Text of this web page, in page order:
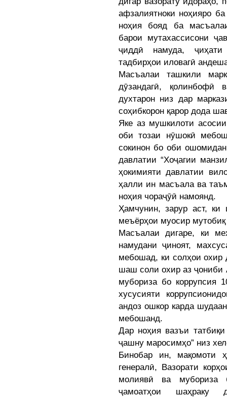
афзалиятноки ноҳияро
ноҳия бояд ба
барои мутахассисони
ҷиддӣ намуда, ҷиҳати
тадбирҳои иловагӣ
Масъалаи ташкили
дӯзандагӣ, қолинбофӣ
духтарон низ дар
соҳибкорон қарор дода
Яке аз мушкилоти
оби тозаи нӯшокӣ
сокинон бо оби
давлатии “Хоҷагии
ҳокимияти давлатии
ҳалли ин масъала ва
ноҳия чораҷӯӣ намоянд.
Ҳамчунин, зарур аст, ки
меъёрҳои муосир
Масъалаи дигаре, ки
намудани ҷиноят,
мебошад, ки солҳои охир
шаш соли охир аз ҷониби
мубориза бо коррупсия
хусусияти
андоз ошкор карда
мебошанд.
Дар ноҳия вазъи
ҷашну маросимҳо” низ
Бинобар ин, мақомоти
генералӣ, Вазорати
молиявӣ ва мубориза
ҷамоатҳои шаҳраку